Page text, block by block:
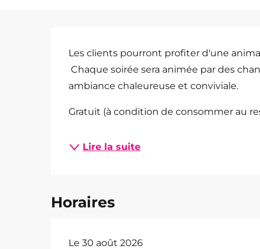
Description
Les clients pourront profiter d'une
Chaque soirée sera animée par des chanteurs et musiciens talentueux, créant une
ambiance chaleureuse et conviviale.
Gratuit (à condition de consommer au
Lire la suite
Horaires
Le 30 août 2026